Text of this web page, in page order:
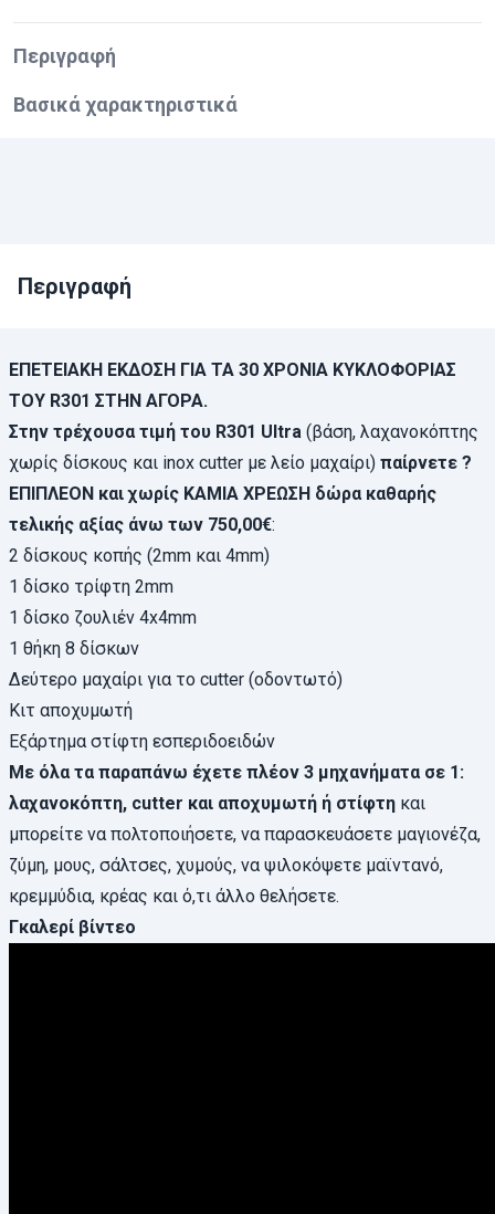
Περιγραφή
Βασικά χαρακτηριστικά
Περιγραφή
ΕΠΕΤΕΙΑΚΗ ΕΚΔΟΣΗ ΓΙΑ ΤΑ 30 ΧΡΟΝΙΑ ΚΥΚΛΟΦΟΡΙΑΣ
ΤΟΥ R301 ΣΤΗΝ ΑΓΟΡΑ.
Στην τρέχουσα τιμή του R301 Ultra (βάση, λαχανοκόπτης
χωρίς δίσκους και inox cutter με λείο μαχαίρι) παίρνετε ?
ΕΠΙΠΛΕΟΝ και χωρίς ΚΑΜΙΑ ΧΡΕΩΣΗ δώρα καθαρής
τελικής αξίας άνω των 750,00€:
2 δίσκους κοπής (2mm και 4mm)
1 δίσκο τρίφτη 2mm
1 δίσκο ζουλιέν 4x4mm
1 θήκη 8 δίσκων
Δεύτερο μαχαίρι για το cutter (οδοντωτό)
Κιτ αποχυμωτή
Εξάρτημα στίφτη εσπεριδοειδών
Με όλα τα παραπάνω έχετε πλέον 3 μηχανήματα σε 1 :
λαχανοκόπτη, cutter και αποχυμωτή ή στίφτη και
μπορείτε να πολτοποιήσετε, να παρασκευάσετε μαγιονέζα,
ζύμη, μους, σάλτσες, χυμούς, να ψιλοκόψετε μαϊντανό,
κρεμμύδια, κρέας και ό,τι άλλο θελήσετε.
Γκαλερί βίντεο